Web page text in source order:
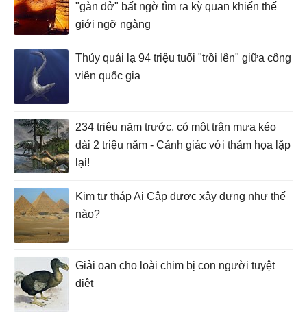
"gàn dở" bất ngờ tìm ra kỳ quan khiến thế
giới ngỡ ngàng
Thủy quái lạ 94 triệu tuổi "trồi lên" giữa công
viên quốc gia
234 triệu năm trước, có một trận mưa kéo
dài 2 triệu năm - Cảnh giác với thảm họa lặp
lại!
Kim tự tháp Ai Cập được xây dựng như thế
nào?
Giải oan cho loài chim bị con người tuyệt
diệt